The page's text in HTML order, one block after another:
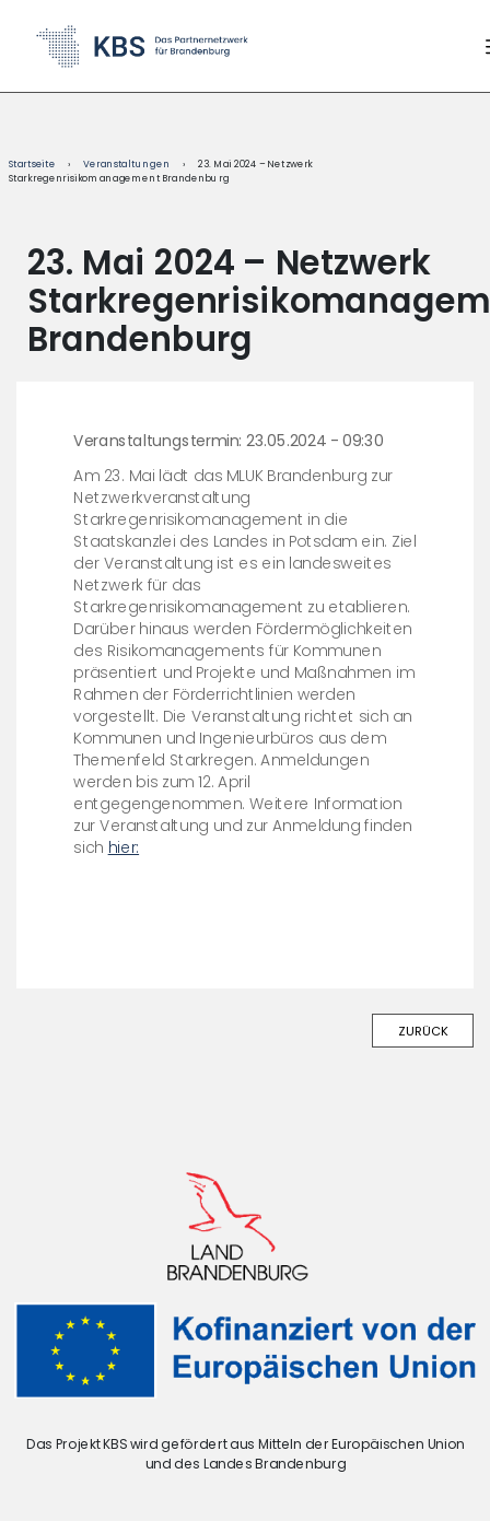
Startseite › Veranstaltungen ›
23. Mai 2024 – Netzwerk
Starkregenrisikomanagement Brandenburg
23. Mai 2024 – Netzwerk
Brandenburg
Veranstaltungstermin: 23.05.2024 - 09:30
Am 23. Mai lädt das MLUK Brandenburg zur
Netzwerkveranstaltung
Starkregenrisikomanagement in die
Staatskanzlei des Landes in Potsdam ein. Ziel
der Veranstaltung ist es ein landesweites
Netzwerk für das
Starkregenrisikomanagement zu etablieren.
Darüber hinaus werden Fördermöglichkeiten
des Risikomanagements für Kommunen
präsentiert und Projekte und Maßnahmen im
Rahmen der Förderrichtlinien werden
vorgestellt. Die Veranstaltung richtet sich an
Kommunen und Ingenieurbüros aus dem
Themenfeld Starkregen. Anmeldungen
werden bis zum 12. April
entgegengenommen. Weitere Information
zur Veranstaltung und zur Anmeldung finden
sich hier:
ZURÜCK
Das Projekt KBS wird gefördert aus Mitteln der Europäischen Union
und des Landes Brandenburg